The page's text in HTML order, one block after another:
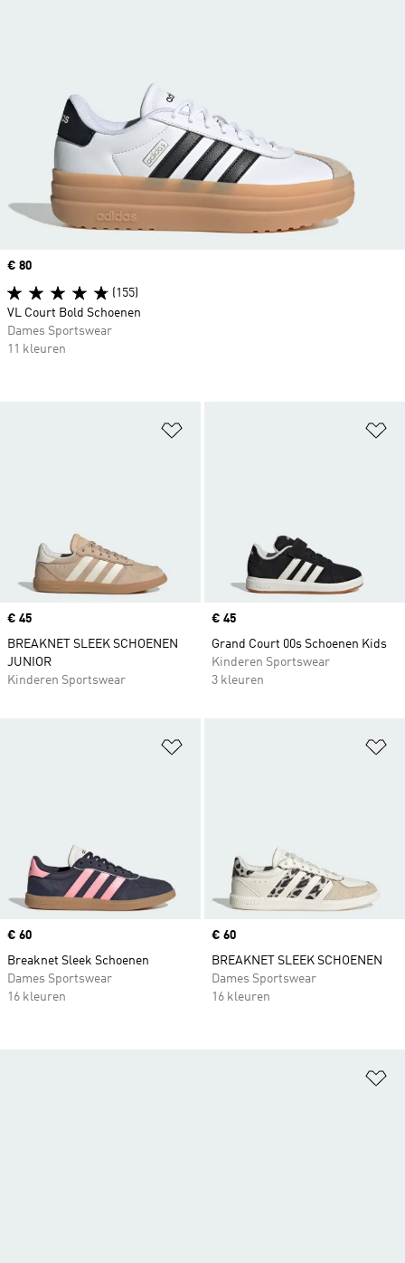
Price
€ 45
BREAKNET SLEEK SCHOENEN
JUNIOR
Kinderen Sportswear
Price
€ 45
Grand Court 00s Schoenen Kids
Kinderen Sportswear
3 kleuren
Price
€ 60
Breaknet Sleek Schoenen
Dames Sportswear
16 kleuren
Price
€ 60
BREAKNET SLEEK SCHOENEN
Dames Sportswear
16 kleuren
Price
€ 80
(155)
VL Court Bold Schoenen
Dames Sportswear
11 kleuren